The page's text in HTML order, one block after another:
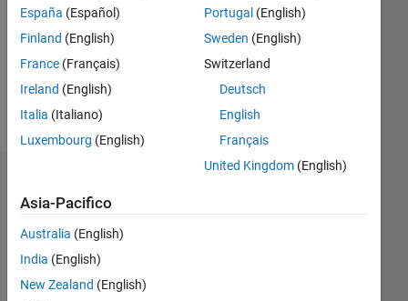
Python,
Spoken
Languages:
English,
Pronouns:
He/him
Statistica
All D…
C…
España (Español)
Finland (English)
France (Français)
Ireland (English)
Italia (Italiano)
Luxembourg (English)
Portugal (English)
Sweden (English)
Switzerland
Deutsch
English
Français
United Kingdom(English)
Asia-Pacifico
Australia (English)
India (English)
New Zealand (English)